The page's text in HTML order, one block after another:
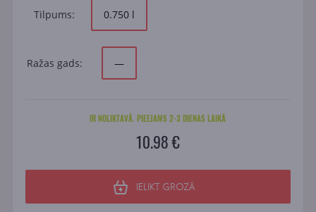
Tilpums: 0.750 l
Ražas gads: —
IR NOLIKTAVĀ. PIEEJAMS 2-3 DIENAS LAIKĀ
10.98 €
IELIKT GROZĀ